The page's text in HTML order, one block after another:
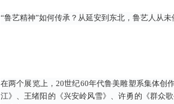
“鲁艺精神”如何传承？从延安到东北，鲁艺人从
在两个展览上，20世纪60年代鲁美雕塑系集体创
江》、王绪阳的《兴安岭风雪》、许勇的《群众